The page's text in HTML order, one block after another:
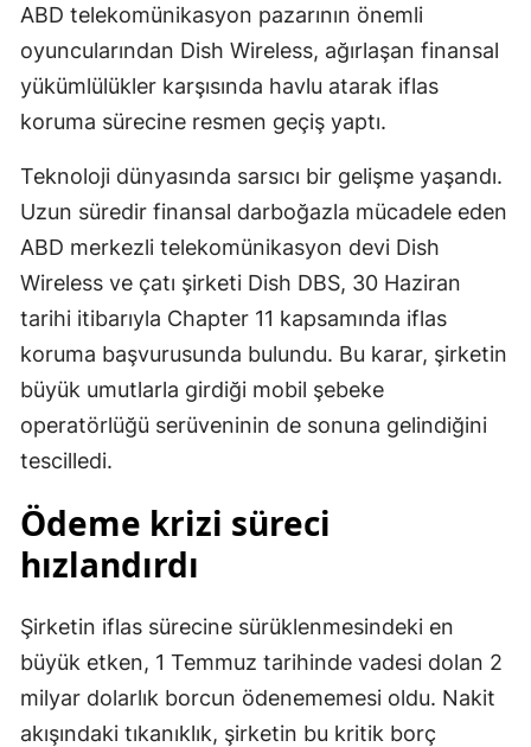
ABD telekomünikasyon pazarının önemli
oyuncularından Dish Wireless, ağırlaşan finansal
yükümlülükler karşısında havlu atarak iflas
koruma sürecine resmen geçiş yaptı.
Teknoloji dünyasında sarsıcı bir gelişme yaşandı.
Uzun süredir finansal darboğazla mücadele eden
ABD merkezli telekomünikasyon devi Dish
Wireless ve çatı şirketi Dish DBS, 30 Haziran
tarihi itibarıyla Chapter 11 kapsamında iflas
koruma başvurusunda bulundu. Bu karar, şirketin
büyük umutlarla girdiği mobil şebeke
operatörlüğü serüveninin de sonuna gelindiğini
tescilledi.
Ödeme krizi süreci
hızlandırdı
Şirketin iflas sürecine sürüklenmesindeki en
büyük etken, 1 Temmuz tarihinde vadesi dolan 2
milyar dolarlık borcun ödenememesi oldu. Nakit
akışındaki tıkanıklık, şirketin bu kritik borç